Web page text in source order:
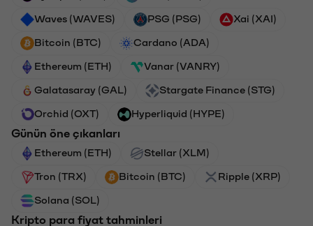
Waves (WAVES) PSG (PSG) Xai (XAI)
Bitcoin (BTC) Cardano (ADA)
Ethereum (ETH) Vanar (VANRY)
Galatasaray (GAL) Stargate Finance (STG)
Orchid (OXT) Hyperliquid (HYPE)
Günün öne çıkanları
Ethereum (ETH) Stellar (XLM)
Tron (TRX) Bitcoin (BTC) Ripple (XRP)
Solana (SOL)
Kripto para fiyat tahminleri